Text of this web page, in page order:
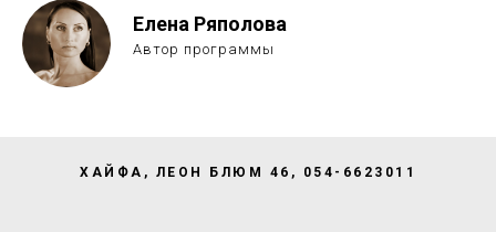
Елена Ряполова
Автор программы
ХАЙФА, ЛЕОН БЛЮМ 46, 054-6623011